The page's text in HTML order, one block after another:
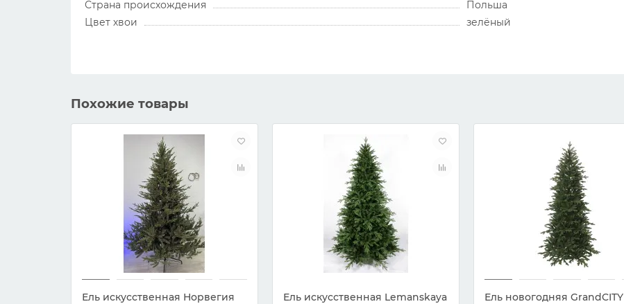
Страна происхождения
Польша
Цвет хвои
зелёный
Похожие товары
Ель искусственная Норвегия
Ель искусственная Lemanskaya
Ель новогодняя GrandCITY